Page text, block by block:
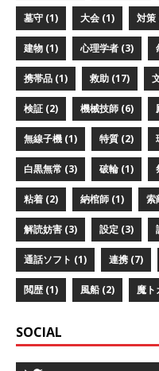
墓守 (1) 大会 (1) 対策
建物 (1) 心理学者 (3)
携帯品 (1) 救助 (17)
検証 (2) 機械技師 (6)
無線子機 (1) 特質 (2)
白黒無常 (3) 破輪 (1)
粘着 (2) 納棺師 (1) 索
解読妨害 (3) 設定 (3)
通話ソフト (1) 連携 (7)
閲歴 (1) 風船 (2) 魔ト
SOCIAL